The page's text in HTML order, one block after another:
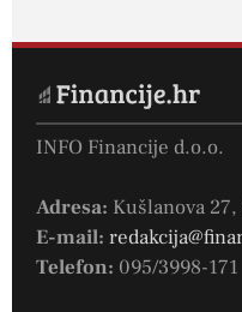
INFO Financije d.o.o.
Adresa: Kušlanova
E-mail:
Telefon: 095/3998-171